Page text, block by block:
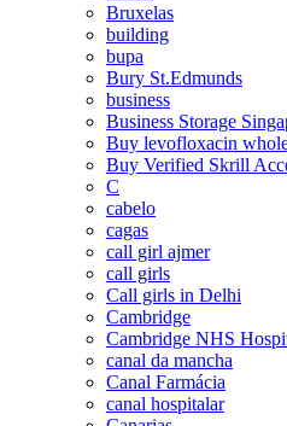
Bruxelas
building
bupa
Bury St.Edmunds
business
Business Storage
Buy levofloxacin
Buy Verified Skrill
C
cabelo
cagas
call girl ajmer
call girls
Call girls in Delhi
Cambridge
Cambridge NHS
canal da mancha
Canal Farmácia
canal hospitalar